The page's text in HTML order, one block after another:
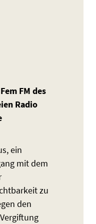
FM des
Radio
ein
mit dem
zu
den